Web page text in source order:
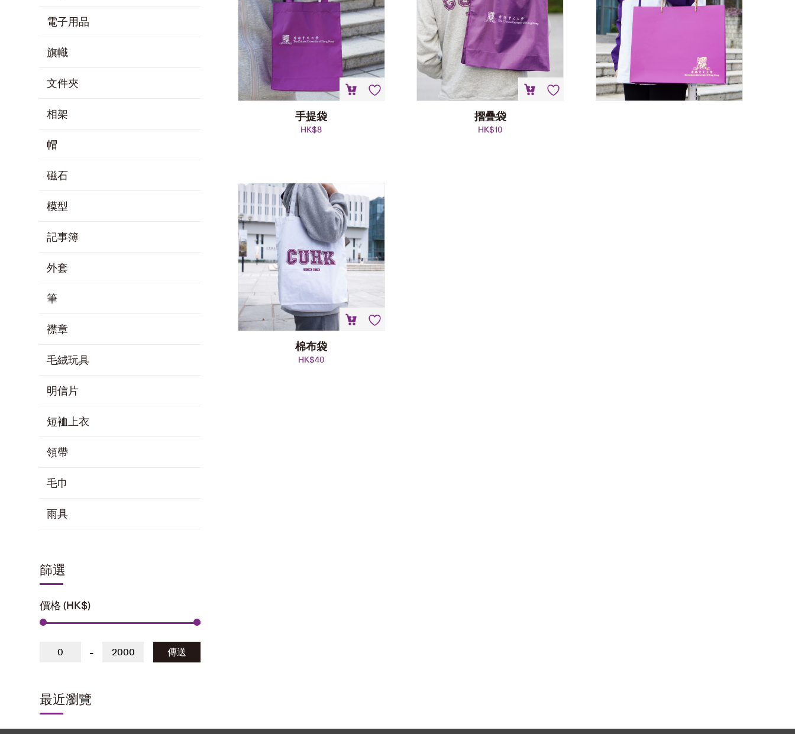
電子用品
旗幟
文件夾
相架
帽
磁石
模型
記事簿
外套
筆
襟章
毛絨玩具
明信片
短裇上衣
領帶
毛巾
雨具
篩選
價格 (HK$)
- 傳送
最近瀏覽
手提袋
HK$8
摺疊袋
HK$10
棉布袋
HK$40